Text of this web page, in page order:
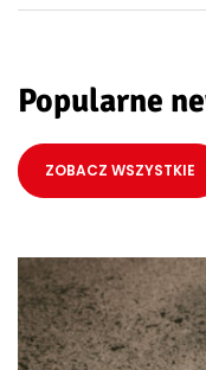
Popularne
ZOBACZ WSZYSTKIE